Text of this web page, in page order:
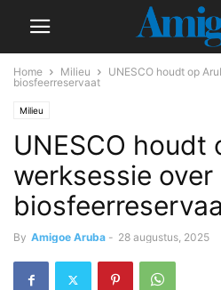
Home Milieu
UNESCO houdt op
biosfeerreservaat
Milieu
UNESCO houdt
werksessie over
By Amigoe Aruba - 28 augustus, 2025